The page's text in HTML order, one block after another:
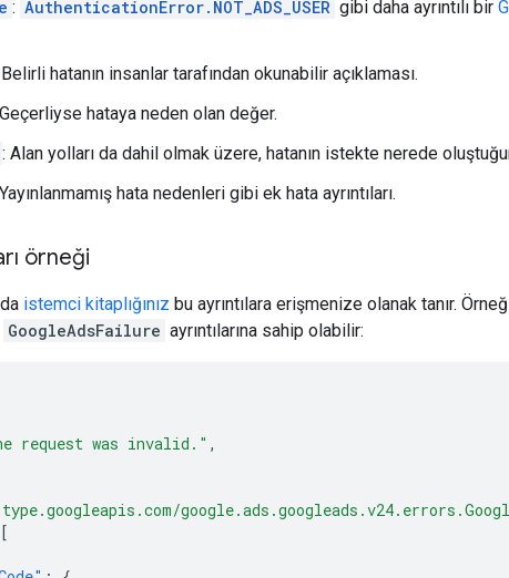
: AuthenticationError.NOT_ADS_USER gibi daha ayrıntılı bir
hatanın insanlar tarafından okunabilir açıklaması.
hataya neden olan değer.
: Alan yolları da dahil olmak üzere, hatanın istekte nerede
hata nedenleri gibi ek hata ayrıntıları.
örneği
istemci kitaplığınız bu ayrıntılara erişmenize olanak tanır.
GoogleAdsFailure ayrıntılarına sahip olabilir:
request was invalid." ,
[